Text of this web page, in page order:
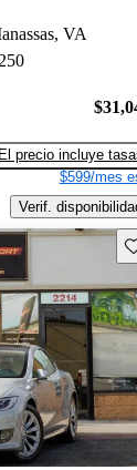
VA
El precio incluye
$599/mes
Verif.